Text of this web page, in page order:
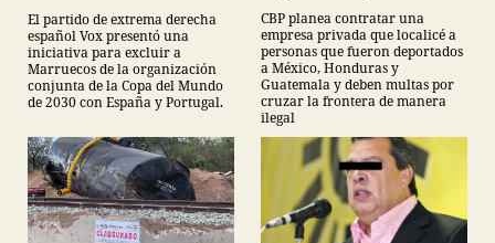
El partido de extrema derecha
español Vox presentó una
iniciativa para excluir a
Marruecos de la organización
conjunta de la Copa del Mundo
de 2030 con España y Portugal.
CBP planea contratar una
empresa privada que localicé a
personas que fueron deportados
a México, Honduras y
Guatemala y deben multas por
cruzar la frontera de manera
ilegal